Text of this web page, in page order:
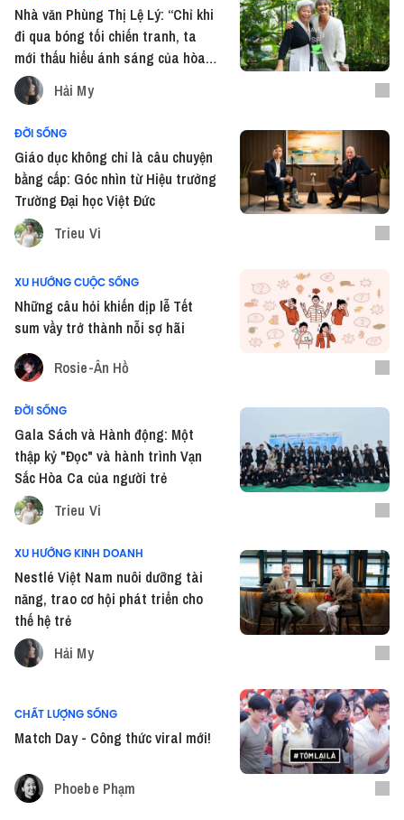
Nhà văn Phùng Thị Lệ Lý: “Chỉ khi
đi qua bóng tối chiến tranh, ta
mới thấu hiểu ánh sáng của hòa
bình”
Hải My
ĐỜI SỐNG
Giáo dục không chỉ là câu chuyện
bằng cấp: Góc nhìn từ Hiệu trưởng
Trường Đại học Việt Đức
Trieu Vi
XU HƯỚNG CUỘC SỐNG
Những câu hỏi khiến dịp lễ Tết
sum vầy trở thành nỗi sợ hãi
Rosie-Ân Hồ
ĐỜI SỐNG
Gala Sách và Hành động: Một
thập kỷ "Đọc" và hành trình Vạn
Sắc Hòa Ca của người trẻ
Trieu Vi
XU HƯỚNG KINH DOANH
Nestlé Việt Nam nuôi dưỡng tài
năng, trao cơ hội phát triển cho
thế hệ trẻ
Hải My
CHẤT LƯỢNG SỐNG
Match Day - Công thức viral mới!
Phoebe Phạm